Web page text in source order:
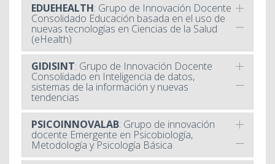
EDUEHEALTH: Grupo de Innovación Docente
Consolidado Educación basada en el uso de
nuevas tecnologías en Ciencias de la Salud
(eHealth)
GIDISINT: Grupo de Innovación Docente
Consolidado en Inteligencia de datos,
sistemas de la información y nuevas
tendencias
PSICOINNOVALAB: Grupo de innovación
docente Emergente en Psicobiología,
Metodología y Psicología Básica